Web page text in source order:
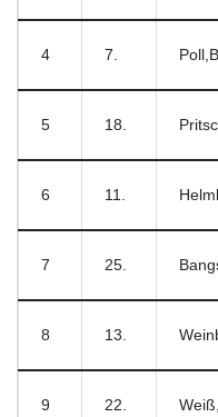
4 7.
5 18.
6 11.
7 25.
8 13.
9 22.